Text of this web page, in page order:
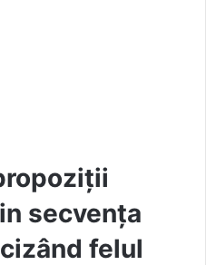
secvența
felul